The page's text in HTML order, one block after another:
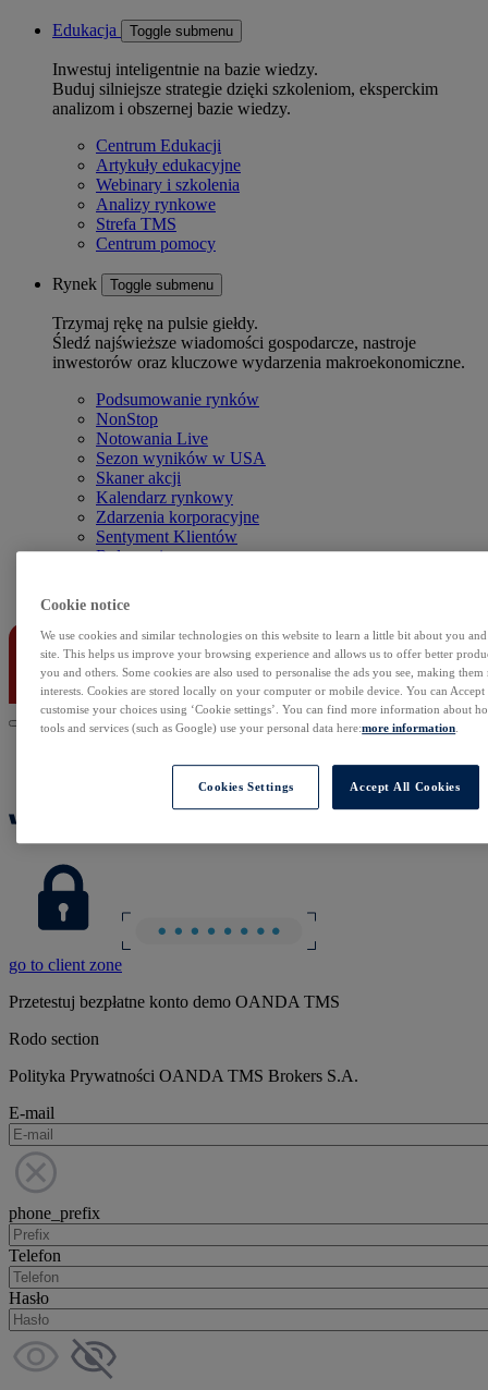
Edukacja Toggle submenu
Inwestuj inteligentnie na bazie wiedzy.
Buduj silniejsze strategie dzięki szkoleniom, eksperckim
analizom i obszernej bazie wiedzy.
Centrum Edukacji
Artykuły edukacyjne
Webinary i szkolenia
Analizy rynkowe
Strefa TMS
Centrum pomocy
Rynek Toggle submenu
Trzymaj rękę na pulsie giełdy.
Śledź najświeższe wiadomości gospodarcze, nastroje
inwestorów oraz kluczowe wydarzenia makroekonomiczne.
Podsumowanie rynków
NonStop
Notowania Live
Sezon wyników w USA
Skaner akcji
Kalendarz rynkowy
Zdarzenia korporacyjne
Sentyment Klientów
Rolowania
Kontakt
go to client zone
Przetestuj bezpłatne konto demo OANDA TMS
Rodo section
Polityka Prywatności OANDA TMS Brokers S.A.
E-mail
phone_prefix
Telefon
Hasło
Cookie notice
We use cookies and similar technologies on this website to learn a little bit about you
site. This helps us improve your browsing experience and allows us to offer better
you and others. Some cookies are also used to personalise the ads you see, making
interests. Cookies are stored locally on your computer or mobile device. You can
customise your choices using ‘Cookie settings’. You can find more information about
tools and services (such as Google) use your personal data here:more information
Cookies Settings Accept All Cookies